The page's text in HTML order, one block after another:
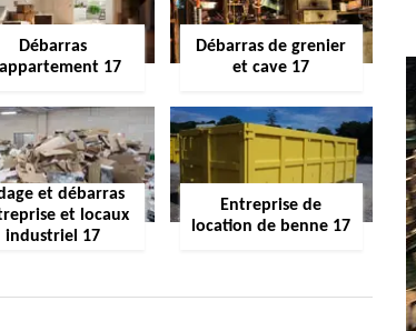
Débarras
17
Débarras de grenier
et cave 17
et débarras
et locaux
industriel 17
Entreprise de
location de benne 17